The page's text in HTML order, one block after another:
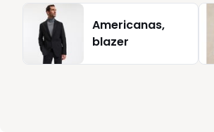
Americanas,
blazer